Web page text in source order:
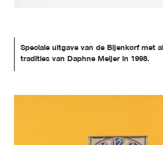
Speciale uitgave van de Bijenkorf met
tradities van Daphne Meijer in 1998.